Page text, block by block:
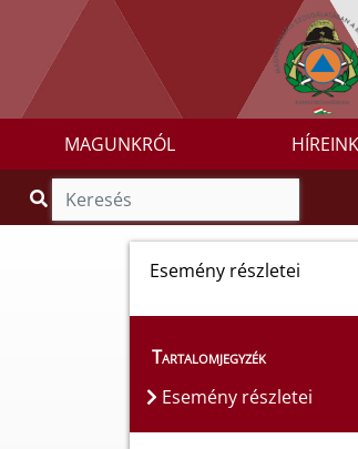
MAGUNKRÓL HÍREINK
Esemény részletei
Tartalomjegyzék
Esemény részletei